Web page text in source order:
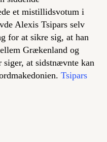
et mistillidsvotum i
Alexis Tsipars selv
for at sikre sig, at han
Grækenland og
at sidstnævnte kan
Tsipars